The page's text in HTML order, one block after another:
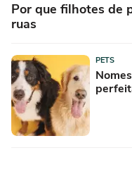
Por que filhotes de
ruas
PETS